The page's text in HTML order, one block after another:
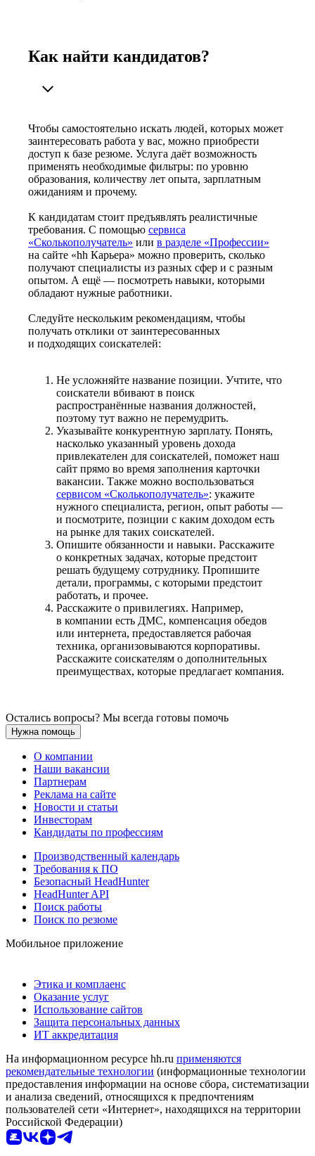
Как найти кандидатов?
Чтобы самостоятельно искать людей, которых может
заинтересовать работа у вас, можно приобрести
доступ к базе резюме. Услуга даёт возможность
применять необходимые фильтры: по уровню
образования, количеству лет опыта, зарплатным
ожиданиям и прочему.
К кандидатам стоит предъявлять реалистичные
требования. С помощью сервиса
«Сколькополучатель» или в разделе «Профессии»
на сайте «hh Карьера» можно проверить, сколько
получают специалисты из разных сфер и с разным
опытом. А ещё — посмотреть навыки, которыми
обладают нужные работники.
Следуйте нескольким рекомендациям, чтобы
получать отклики от заинтересованных
и подходящих соискателей:
Не усложняйте название позиции. Учтите, что
соискатели вбивают в поиск
распространённые названия должностей,
поэтому тут важно не перемудрить.
Указывайте конкурентную зарплату. Понять,
насколько указанный уровень дохода
привлекателен для соискателей, поможет наш
сайт прямо во время заполнения карточки
вакансии. Также можно воспользоваться
сервисом «Сколькополучатель»: укажите
нужного специалиста, регион, опыт работы —
и посмотрите, позиции с каким доходом есть
на рынке для таких соискателей.
Опишите обязанности и навыки. Расскажите
о конкретных задачах, которые предстоит
решать будущему сотруднику. Пропишите
детали, программы, с которыми предстоит
работать, и прочее.
Расскажите о привилегиях. Например,
в компании есть ДМС, компенсация обедов
или интернета, предоставляется рабочая
техника, организовываются корпоративы.
Расскажите соискателям о дополнительных
преимуществах, которые предлагает компания.
Остались вопросы? Мы всегда готовы помочь
Нужна помощь
О компании
Наши вакансии
Партнерам
Реклама на сайте
Новости и статьи
Инвесторам
Кандидаты по профессиям
Производственный календарь
Требования к ПО
Безопасный HeadHunter
HeadHunter API
Поиск работы
Поиск по резюме
Мобильное приложение
Этика и комплаенс
Оказание услуг
Использование сайтов
Защита персональных данных
ИТ аккредитация
На информационном ресурсе hh.ru применяются
рекомендательные технологии (информационные технологии
предоставления информации на основе сбора, систематизации
и анализа сведений, относящихся к предпочтениям
пользователей сети «Интернет», находящихся на территории
Российской Федерации)